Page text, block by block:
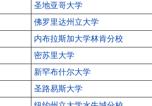
圣地亚哥大学
佛罗里达州立大学
内布拉斯加大学林肯分校
密苏里大学
新罕布什尔大学
圣路易斯大学